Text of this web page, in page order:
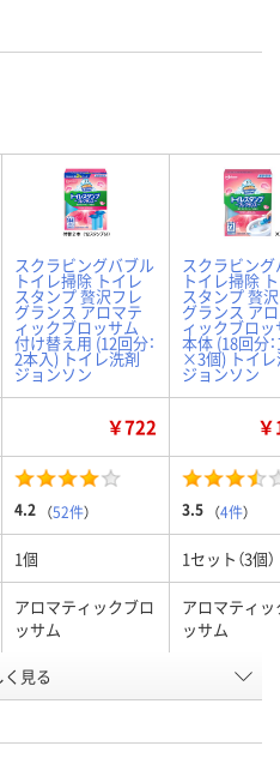
スクラビングバブル
トイレ掃除 トイレ
スタンプ 贅沢フレ
グランス アロマテ
ィックブロッサム
付け替え用 (12回分：
2本入) トイレ洗剤
ジョンソン
スクラビン
トイレ掃除
スタンプ 贅
グランス ア
ィックブロッ
本体 (18回分
×3個) トイレ
ジョンソン
￥722
4.2 （52件） 3.5 （4件）
1個 1セット（3個）
アロマティックブロ
ッサム
アロマティ
ッサム
付替用（２本入パッ
ク）
本体（本体＋
本）
見る